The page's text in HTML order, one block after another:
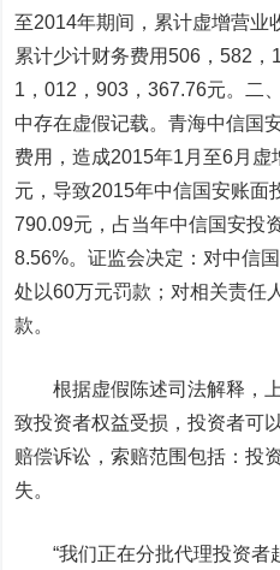
至2014年期间，累计虚增营业
累计少计财务费用506，582
1，012，903，367.76元。二
中存在虚假记载。青海中信国
费用，造成2015年1月至6月
元，导致2015年中信国安账面
790.09元，占当年中信国安投
8.56%。证监会决定：对中信
处以60万元罚款；对相关责任
款。
根据虚假陈述司法解释，上
致投资者权益受损，投资者可
赔偿诉讼，索赔范围包括：投
失。
“我们正在分批代理投资者